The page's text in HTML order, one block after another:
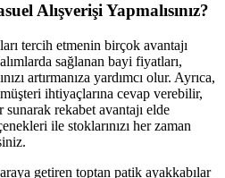
Alışverişi Yapmalısınız?
tercih etmenin birçok avantajı
sağlanan bayi fiyatları,
artırmanıza yardımcı olur. Ayrıca,
ihtiyaçlarına cevap verebilir,
sunarak rekabet avantajı elde
ile stoklarınızı her zaman
getiren toptan patik ayakkabılar